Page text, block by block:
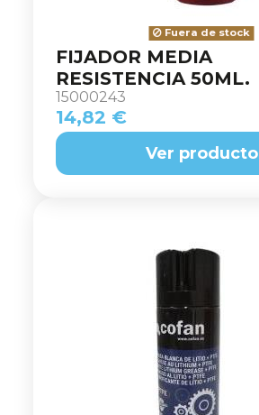
Fuera de stock
FIJADOR MEDIA
RESISTENCIA 50ML.
15000243
14,82 €
Ver producto